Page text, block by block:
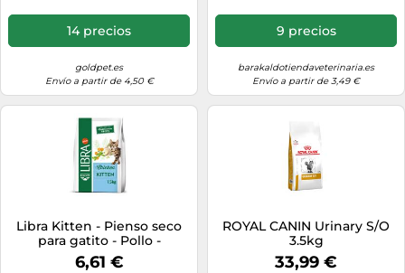
14 precios
goldpet.es
Envío a partir de 4,50 €
9 precios
barakaldotiendaveterinaria.es
Envío a partir de 3,49 €
Libra Kitten - Pienso seco
para gatito - Pollo -
Cantidad: 1,5 kg
6,61 €
ROYAL CANIN Urinary S/O
3.5kg
33,99 €